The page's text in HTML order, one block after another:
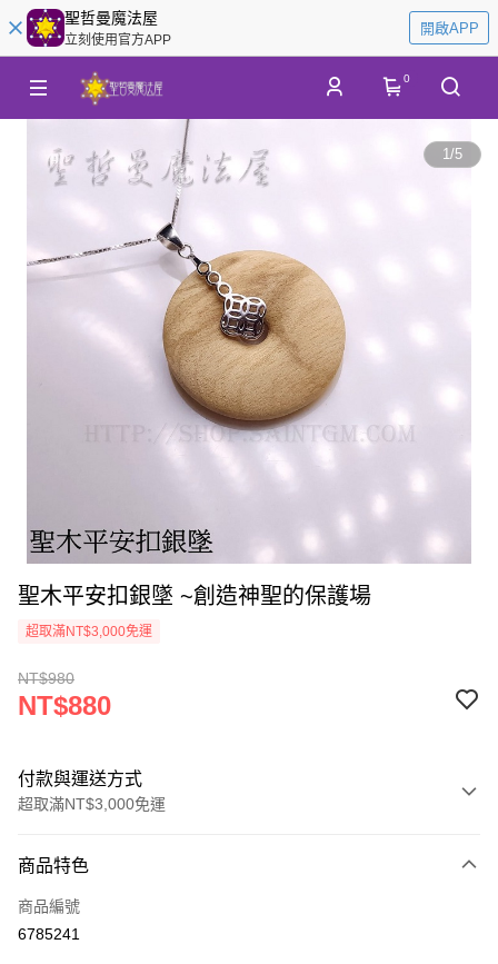
聖哲曼魔法屋
立刻使用官方APP
開啟APP
0
1/5
聖木平安扣銀墜 ~創造神聖的保護場
超取滿NT$3,000免運
NT$980
NT$880
付款與運送方式
超取滿NT$3,000免運
信用卡一次付款
超商取貨付款
商品特色
商品編號
6785241